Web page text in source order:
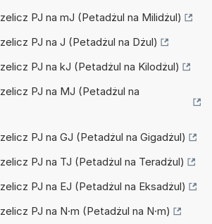
PJ na mJ (Petadżul na Milidżul)
PJ na J (Petadżul na Dżul)
PJ na kJ (Petadżul na Kilodżul)
PJ na MJ (Petadżul na
PJ na GJ (Petadżul na Gigadżul)
PJ na TJ (Petadżul na Teradżul)
PJ na EJ (Petadżul na Eksadżul)
PJ na N·m (Petadżul na N·m)